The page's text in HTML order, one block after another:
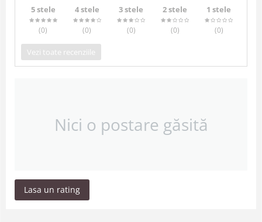
5 stele
(0)
4 stele
(0)
3 stele
(0)
2 stele
(0)
1 stele
(0)
Vezi toate recenziile
Nici o postare găsită
Lasa un rating